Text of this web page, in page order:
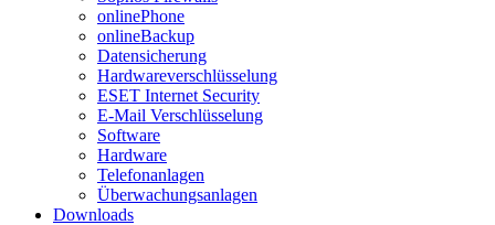
onlinePhone
onlineBackup
Datensicherung
Hardwareverschlüsselung
ESET Internet Security
E-Mail Verschlüsselung
Software
Hardware
Telefonanlagen
Überwachungsanlagen
Downloads